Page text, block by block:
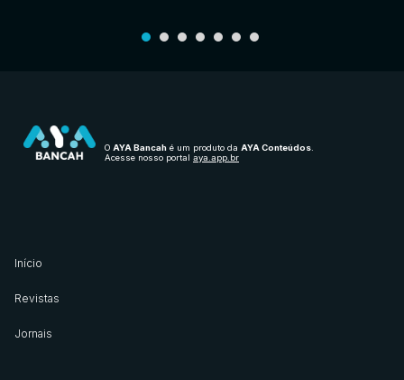
O AYA Bancah é um produto da AYA Conteúdos
Acesse nosso portal aya.app.br
Início
Revistas
Jornais